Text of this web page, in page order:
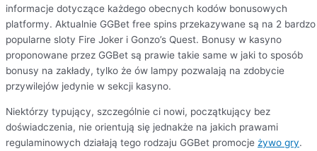
informacje dotyczące każdego obecnych kodów bonusowych
platformy. Aktualnie GGBet free spins przekazywane są na 2 bardzo
popularne sloty Fire Joker i Gonzo’s Quest. Bonusy w kasyno
proponowane przez GGBet są prawie takie same w jaki to sposób
bonusy na zakłady, tylko że ów lampy pozwalają na zdobycie
przywilejów jedynie w sekcji kasyno.
Niektórzy typujący, szczególnie ci nowi, początkujący bez
doświadczenia, nie orientują się jednakże na jakich prawami
regulaminowych działają tego rodzaju GGBet promocje żywo gry.